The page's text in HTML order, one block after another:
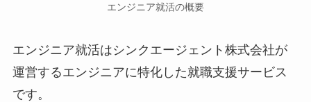
エンジニア就活の概要
エンジニア就活はシンクエージェント株式会社が
運営するエンジニアに特化した就職支援サービス
です。